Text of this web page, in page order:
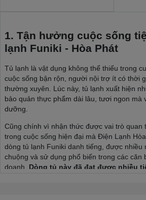
1. Tận hưởng cuộc sống
lạnh Funiki - Hòa Phát
Tủ lạnh là vật dụng không thể thiếu trong
cuộc sống bận rộn, người nội trợ ít có thời
thường xuyên. Lúc này, tủ lạnh xuất hiện
bảo quản thực phẩm dài lâu, tươi ngon mà
dưỡng.
Cũng chính vì nhận thức được vai trò quan
trong cuộc sống hiện đại mà Điện Lạnh
dòng tủ lạnh Funiki danh tiếng, được nhiều
chuộng và sử dụng phổ biến trong các căn
doanh. Dòng tủ này đã đạt được nhiều